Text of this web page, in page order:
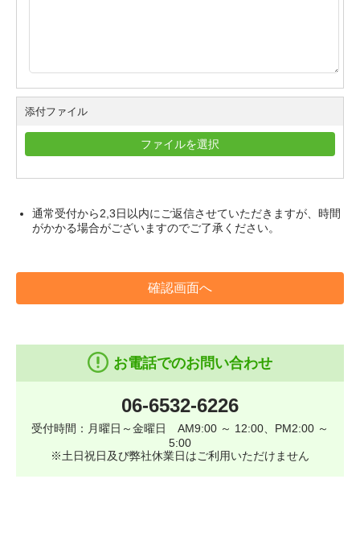
添付ファイル
ファイルを選択
通常受付から2,3日以内にご返信させていただきますが、時間
がかかる場合がございますのでご了承ください。
確認画面へ
お電話でのお問い合わせ
06-6532-6226
受付時間：月曜日～金曜日 AM9:00 ～ 12:00、PM2:00 ～
5:00
※土日祝日及び弊社休業日はご利用いただけません